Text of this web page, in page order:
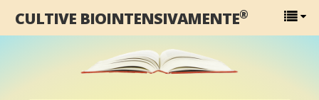
CULTIVE BIOINTENSIVAMENTE®